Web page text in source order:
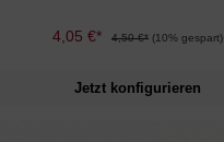
4,05 €* 4,50 €* (10% gespart)
Jetzt konfigurieren